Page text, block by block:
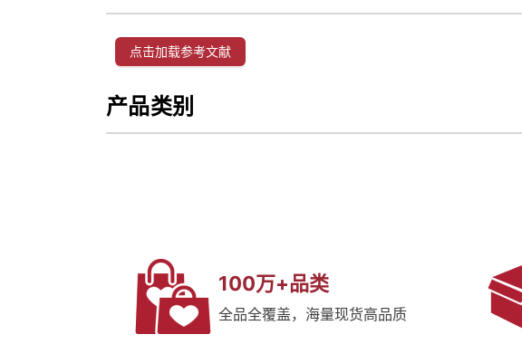
点击加载参考文献
产品类别
100万+品类
全品全覆盖，海量现货高品质